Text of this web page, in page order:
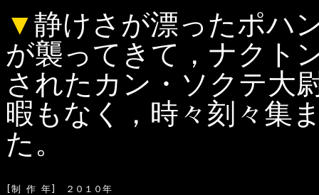
▼静けさが漂ったポハ
が襲ってきて，ナクト
されたカン・ソクテ大
暇もなく，時々刻々集
た。
[制 作 年]　２０１０年